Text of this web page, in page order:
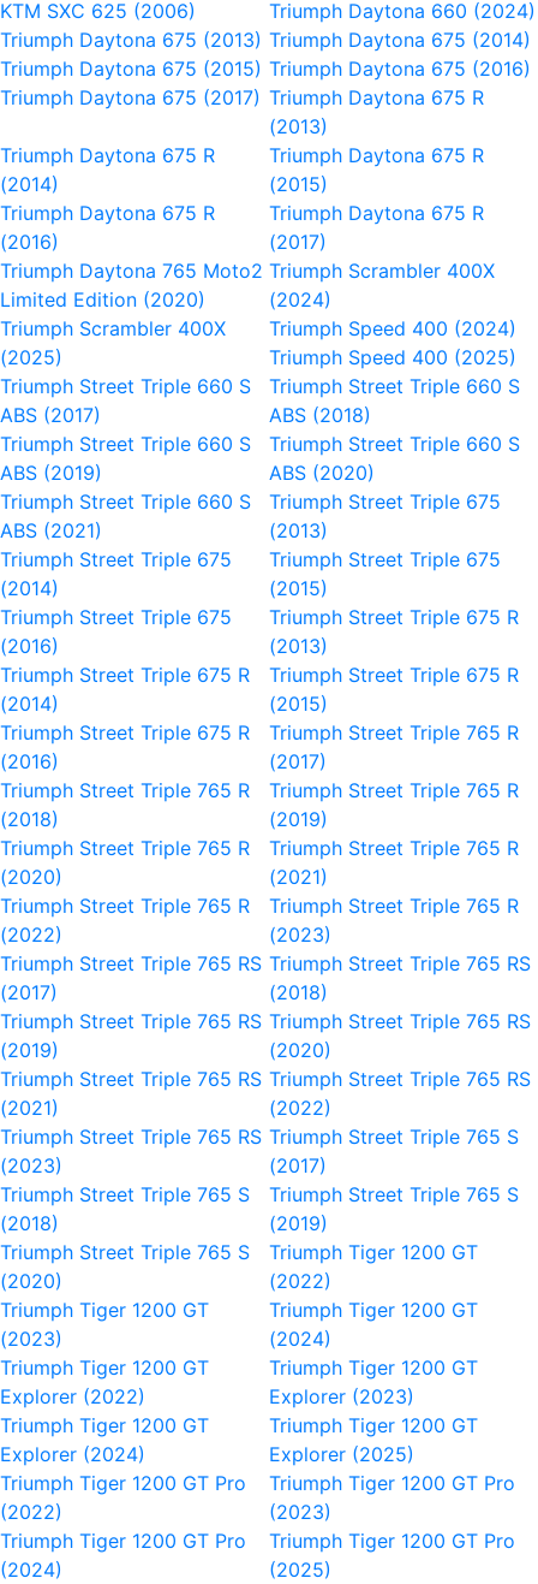
KTM SXC 625 (2006)
Triumph Daytona 660 (2024)
Triumph Daytona 675 (2013) Triumph Daytona 675 (2014)
Triumph Daytona 675 (2015) Triumph Daytona 675 (2016)
Triumph Daytona 675 (2017) Triumph Daytona 675 R
(2013)
Triumph Daytona 675 R
(2014)
Triumph Daytona 675 R
(2015)
Triumph Daytona 675 R
(2016)
Triumph Daytona 675 R
(2017)
Triumph Daytona 765 Moto2
Limited Edition (2020)
Triumph Scrambler 400X
(2024)
Triumph Scrambler 400X
(2025)
Triumph Speed 400 (2024)
Triumph Speed 400 (2025)
Triumph Street Triple 660 S
ABS (2017)
Triumph Street Triple 660 S
ABS (2018)
Triumph Street Triple 660 S
ABS (2019)
Triumph Street Triple 660 S
ABS (2020)
Triumph Street Triple 660 S
ABS (2021)
Triumph Street Triple 675
(2013)
Triumph Street Triple 675
(2014)
Triumph Street Triple 675
(2015)
Triumph Street Triple 675
(2016)
Triumph Street Triple 675 R
(2013)
Triumph Street Triple 675 R
(2014)
Triumph Street Triple 675 R
(2015)
Triumph Street Triple 675 R
(2016)
Triumph Street Triple 765 R
(2017)
Triumph Street Triple 765 R
(2018)
Triumph Street Triple 765 R
(2019)
Triumph Street Triple 765 R
(2020)
Triumph Street Triple 765 R
(2021)
Triumph Street Triple 765 R
(2022)
Triumph Street Triple 765 R
(2023)
Triumph Street Triple 765 RS
(2017)
Triumph Street Triple 765 RS
(2018)
Triumph Street Triple 765 RS
(2019)
Triumph Street Triple 765 RS
(2020)
Triumph Street Triple 765 RS
(2021)
Triumph Street Triple 765 RS
(2022)
Triumph Street Triple 765 RS
(2023)
Triumph Street Triple 765 S
(2017)
Triumph Street Triple 765 S
(2018)
Triumph Street Triple 765 S
(2019)
Triumph Street Triple 765 S
(2020)
Triumph Tiger 1200 GT
(2022)
Triumph Tiger 1200 GT
(2023)
Triumph Tiger 1200 GT
(2024)
Triumph Tiger 1200 GT
Explorer (2022)
Triumph Tiger 1200 GT
Explorer (2023)
Triumph Tiger 1200 GT
Explorer (2024)
Triumph Tiger 1200 GT
Explorer (2025)
Triumph Tiger 1200 GT Pro
(2022)
Triumph Tiger 1200 GT Pro
(2023)
Triumph Tiger 1200 GT Pro
(2024)
Triumph Tiger 1200 GT Pro
(2025)